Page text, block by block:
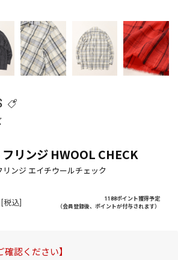
リンジ HWOOL CHECK
[税込]
1188ポイント獲得予定
（会員登録後、ポイントが付与されます）
確認ください】